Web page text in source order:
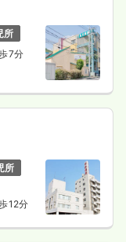
所
7分
所
12分